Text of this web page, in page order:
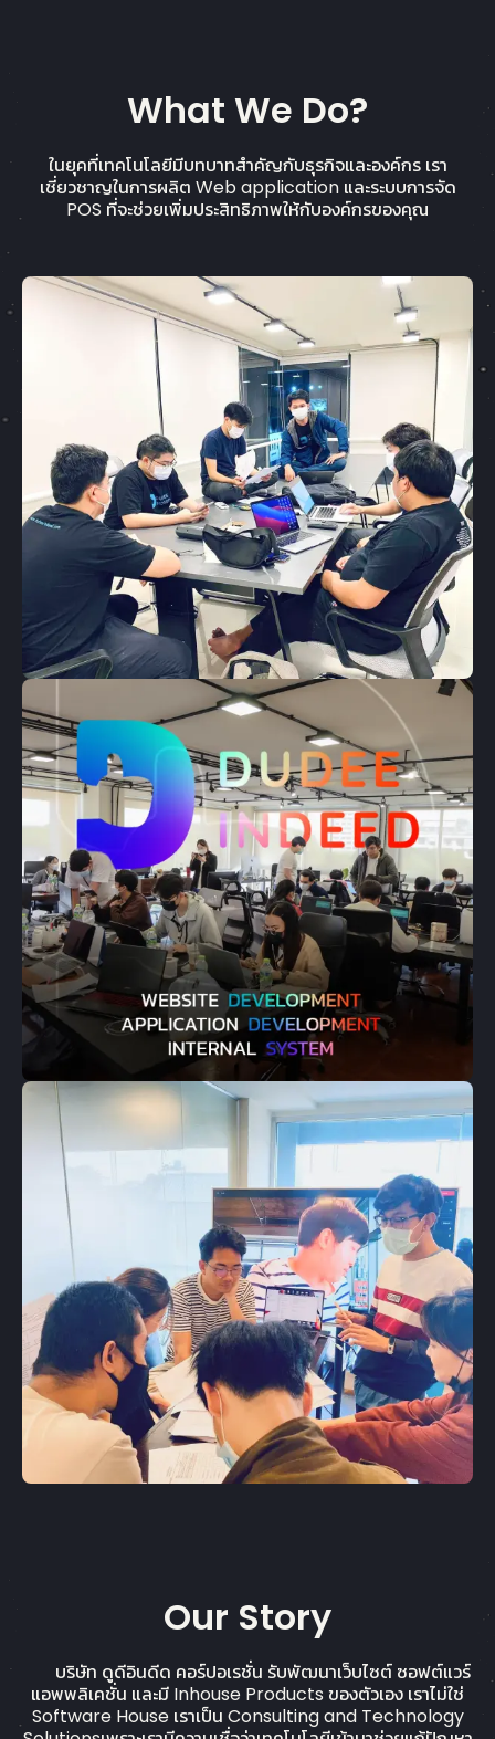
What We Do?
ในยุคที่เทคโนโลยีมีบทบาทสำคัญกับธุรกิจและองค์กร เรา
เชี่ยวชาญในการผลิต Web application และระบบการจัด
POS ที่จะช่วยเพิ่มประสิทธิภาพให้กับองค์กรของคุณ
Our Story
บริษัท ดูดีอินดีด คอร์ปอเรชั่น รับพัฒนาเว็บไซต์ ซอฟต์แวร์
แอพพลิเคชั่น และมี Inhouse Products ของตัวเอง เราไม่ใช่
Software House เราเป็น Consulting and Technology